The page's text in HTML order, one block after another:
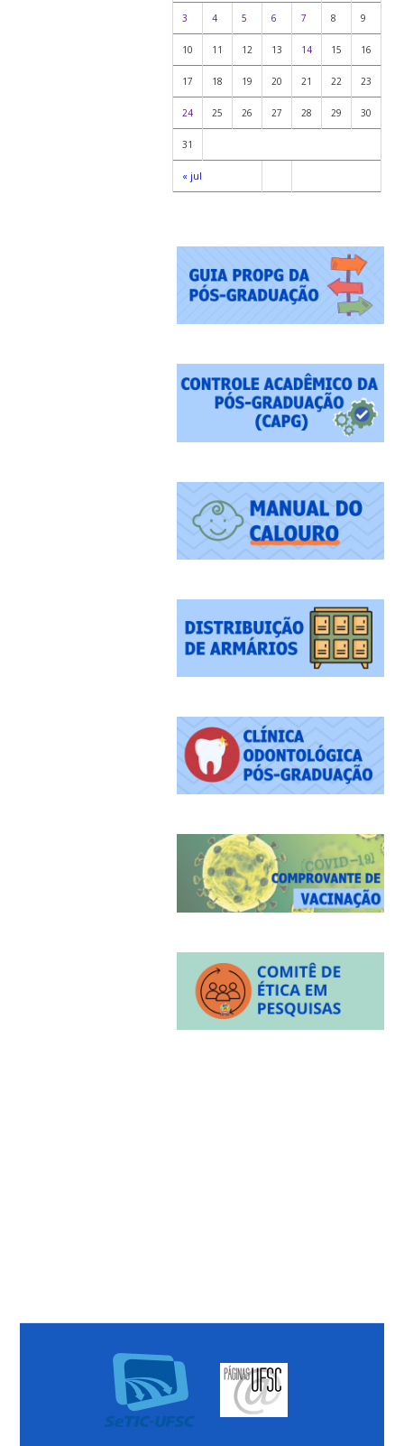
« jul
3 4 5 6 7 8 9
10 11 12 13 14 15 16
17 18 19 20 21 22 23
24 25 26 27 28 29 30
31